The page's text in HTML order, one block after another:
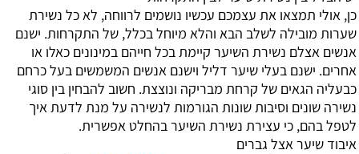
כן, אולי תמצאו את עצמכם עכשיו נושמים לרווחה, לא כל נשירת
שערות מובילה לשלב הבא והלא מיוחל בכלל, של התקרחות. ישנם
אנשים אצלם נשירת השיער קיימת בכל חייהם במינונים כאלו או
אחרים. ישנם בעלי שיער דליל וישנם אנשים המשמשים בעל כרחם
כבעליה הגאים של קרחת מבריקה ונוצצת. חשוב להבחין בין סוגי
נשירה שונים וסיבות שונות הגורמות לנשירה על מנת לדעת איך
לטפל בהם, כי עצירת נשירת השיער בהחלט אפשרית.
איבוד שיער אצל גברים